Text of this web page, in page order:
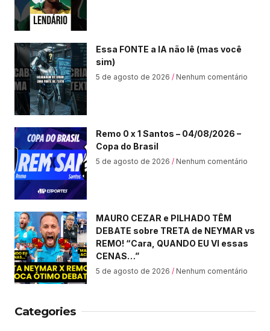
Essa FONTE a IA não lê (mas você
sim)
5 de agosto de 2026 Nenhum comentário
Remo 0 x 1 Santos – 04/08/2026 –
Copa do Brasil
5 de agosto de 2026 Nenhum comentário
MAURO CEZAR e PILHADO TÊM
DEBATE sobre TRETA de NEYMAR vs
REMO! “Cara, QUANDO EU VI essas
CENAS…”
5 de agosto de 2026 Nenhum comentário
Categories